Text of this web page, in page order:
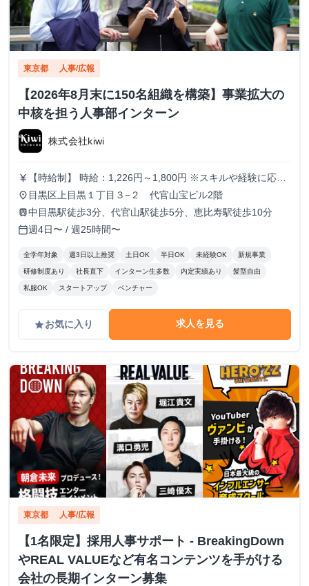
東京都 人事/広報
【2026年8月末に150名組織を構築】事業拡大の
中核を担う人事部インターン
株式会社kiwi
currency_yen
【時給制】 時給：1,226円～1,800円 ※スキルや経験に応じ
て昇給します。 【月給制】 尚、フルコミットできる方は月
給制もご用意しております。 月給: 230,000円〜 ※毎月行う
評価面談により毎月昇給の可能性あり ※年間の昇給平均額
80,000円 <モデル月収> 260,000円 /入社6ヶ月 330,000
円 /入社1年 400,000円 /入社1年半 500,000円 /入社2年
place 目黒区上目黒１丁目３−２ 代官山宝ビル2階
train中目黒駅徒歩3分、代官山駅徒歩5分、恵比寿駅徒歩10分
calendar_today週4日〜 / 週25時間〜
全学年対象 週3日以上推奨 土日OK 半日OK 未経験OK 新規事業
研修制度あり 社長直下 インターン生多数 内定実績あり 髪型自由
私服OK スタートアップ ベンチャー
gradeお気に入り 求人を見る
東京都 人事/広報
【1名限定】採用人事サポート - BreakingDown
やREAL VALUEなど有名コンテンツを手がける
会社の長期インターン募集